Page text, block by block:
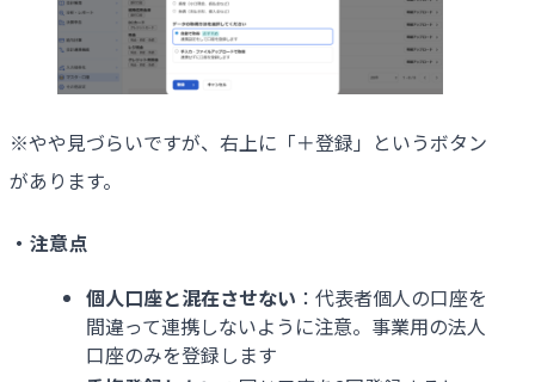
※やや見づらいですが、右上に「＋登録」というボタン
があります。
・注意点
個人口座と混在させない ：代表者個人の口座を
間違って連携しないように注意。事業用の法人
口座のみを登録します